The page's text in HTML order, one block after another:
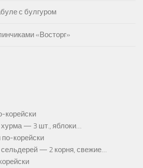
с булгуром
«Восторг»
корейски
хурма — 3 шт., яблоки…
корейски
— 2 корня, свежие…